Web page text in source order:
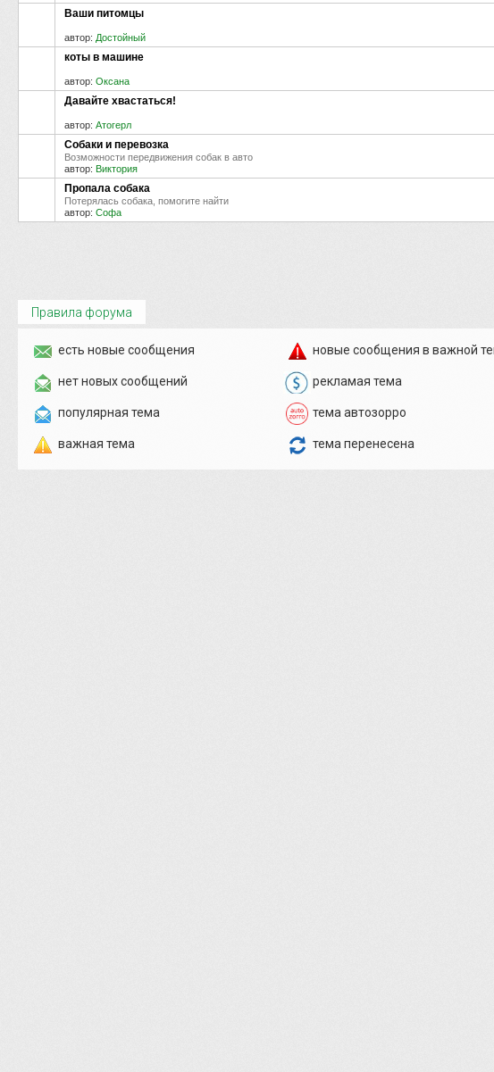
Ваши питомцы
автор: Достойный
коты в машине
автор: Оксана
Давайте хвастаться!
автор: Атогерл
Собаки и перевозка
Возможности передвижения собак в авто
автор: Виктория
Пропала собака
Потерялась собака, помогите найти
автор: Софа
Правила форума
есть новые сообщения
нет новых сообщений
популярная тема
важная тема
новые сообщения в важной
рекламая тема
тема автозорро
тема перенесена